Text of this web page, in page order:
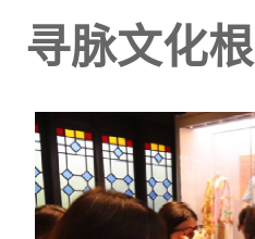
寻脉文化